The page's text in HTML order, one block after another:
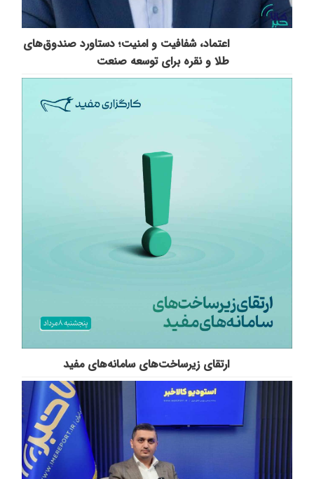
اعتماد، شفافیت و امنیت؛ دستاورد صندوق‌های
طلا و نقره برای توسعه صنعت
ارتقای زیرساخت‌های سامانه‌های مفید